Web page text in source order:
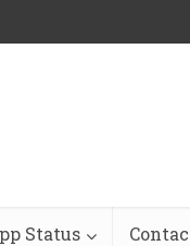
Status